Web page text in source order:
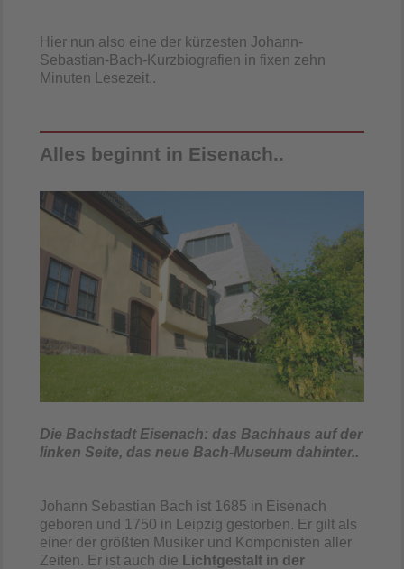
Hier nun also eine der kürzesten Johann-
Sebastian-Bach-Kurzbiografien in fixen zehn
Minuten Lesezeit..
Alles beginnt in Eisenach..
Die Bachstadt Eisenach: das Bachhaus auf der
linken Seite, das neue Bach-Museum dahinter..
Johann Sebastian Bach ist 1685 in Eisenach
geboren und 1750 in Leipzig gestorben. Er gilt als
einer der größten Musiker und Komponisten aller
Zeiten. Er ist auch die Lichtgestalt in der